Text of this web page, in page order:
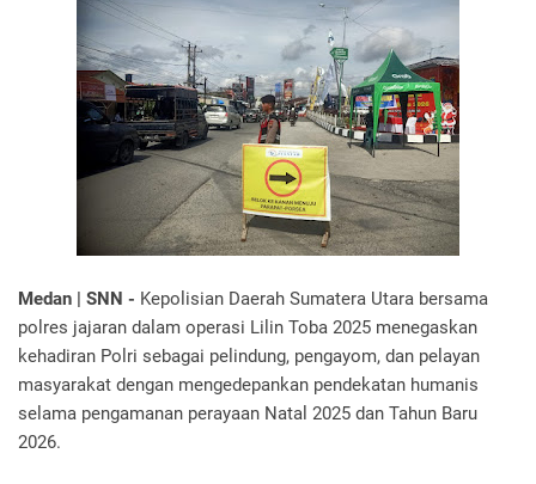
Medan | SNN - Kepolisian Daerah Sumatera Utara bersama
polres jajaran dalam operasi Lilin Toba 2025 menegaskan
kehadiran Polri sebagai pelindung, pengayom, dan pelayan
masyarakat dengan mengedepankan pendekatan humanis
selama pengamanan perayaan Natal 2025 dan Tahun Baru
2026.